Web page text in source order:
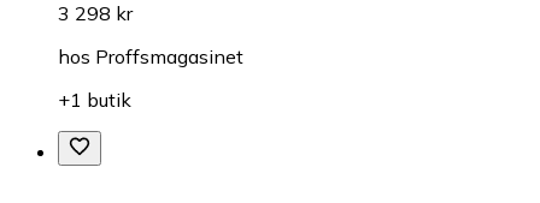
3 298 kr
hos Proffsmagasinet
+1 butik